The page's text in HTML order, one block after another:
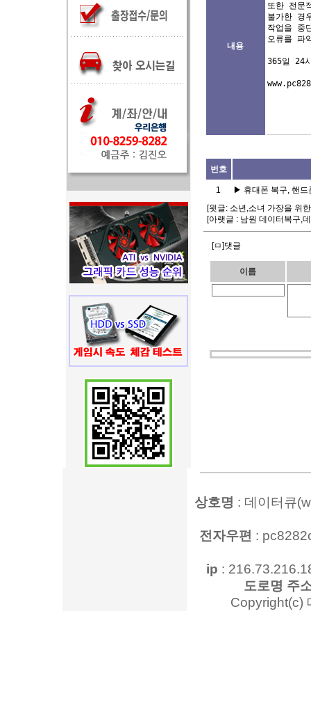
내용
또한 전문
불가한 경
작업을 중
오류를 파
365일 24
번호
1 ▶ 휴대폰 복구, 핸
[윗글: 소년,소녀 가장을 위
[아랫글 : 남원 데이터복구,
[ㅁ]댓글
이름
상호명 : 데이터큐
전자우편 :
ip :
도로명 주
Copyright(c)